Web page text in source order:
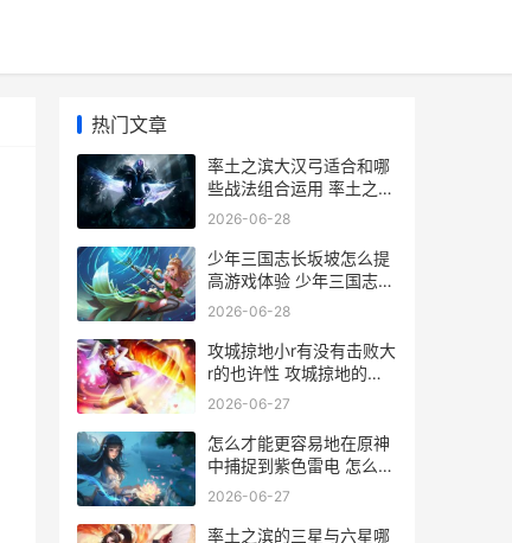
热门文章
率土之滨大汉弓适合和哪
些战法组合运用 率土之滨
大汉弓最强搭配
2026-06-28
少年三国志长坂坡怎么提
高游戏体验 少年三国志云
长长
2026-06-28
攻城掠地小r有没有击败大
r的也许性 攻城掠地的玩
法
2026-06-27
怎么才能更容易地在原神
中捕捉到紫色雷电 怎么才
能更容易生女孩
2026-06-27
率土之滨的三星与六星哪